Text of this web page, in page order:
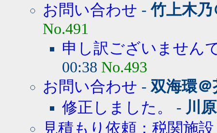
お問い合わせ -竹上木
No.491
申し訳ございません
00:38 No.493
お問い合わせ -双海環
修正しました。
- 川
見積もり依頼：税関施設